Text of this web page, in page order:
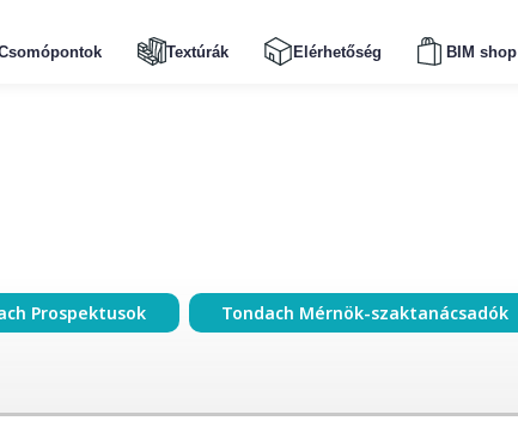
Textúrák Elérhetőség BIM shop
Prospektusok Tondach Mérnök-szaktanácsadók